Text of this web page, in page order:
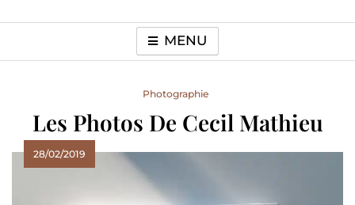
MENU
Photographie
Les Photos De Cecil Mathieu
28/02/2019